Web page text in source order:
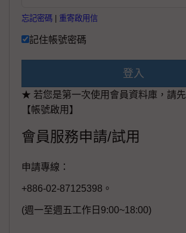
忘記密碼 重寄啟用信
記住帳號密碼
登入
★ 若您是第一次使用會員資料庫，請
【帳號啟用】
會員服務申請/試用
申請專線：
+886-02-87125398。
(週一至週五工作日9:00~18:00)